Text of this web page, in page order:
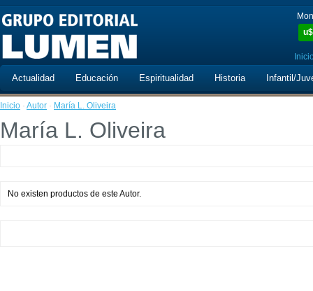
u$
Actualidad Educación Espiritualidad Historia Infantil/
Inicio · Autor · María L. Oliveira
María L. Oliveira
No existen productos de este Autor.